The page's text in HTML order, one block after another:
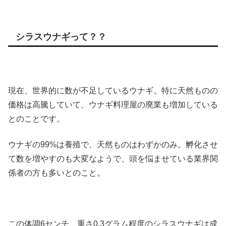
シラスウナギって？？
現在、世界的に数が不足しているウナギ。特に天然ものの
価格は高騰していて、ウナギ料理屋の廃業も増加している
とのことです。
ウナギの99%は養殖で、天然ものはわずかのみ。孵化させ
て数を増やすのも大変なようで、頭を悩ませている業界関
係者の方も多いとのこと。
この体調6センチ、重さ0.3グラム程度のシラスウナギは成